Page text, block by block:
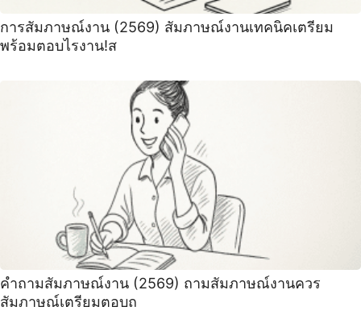
การสัมภาษณ์งาน (2569) สัมภาษณ์งานเทคนิคเตรียม
พร้อมตอบไรงาน!ส
คําถามสัมภาษณ์งาน (2569) ถามสัมภาษณ์งานควร
สัมภาษณ์เตรียมตอบถ